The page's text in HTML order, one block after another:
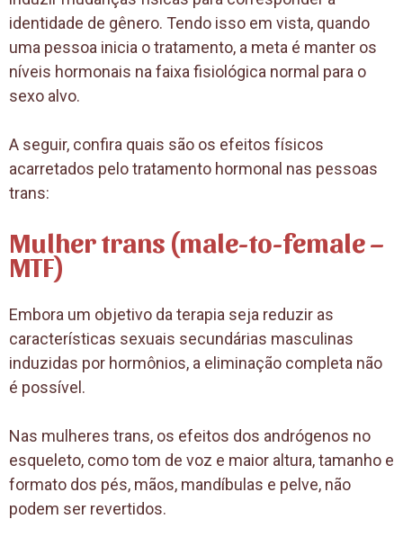
identidade de gênero. Tendo isso em vista, quando
uma pessoa inicia o tratamento, a meta é manter os
níveis hormonais na faixa fisiológica normal para o
sexo alvo.
A seguir, confira quais são os efeitos físicos
acarretados pelo tratamento hormonal nas pessoas
trans:
Mulher trans (male-to-female –
MTF)
Embora um objetivo da terapia seja reduzir as
características sexuais secundárias masculinas
induzidas por hormônios, a eliminação completa não
é possível.
Nas mulheres trans, os efeitos dos andrógenos no
esqueleto, como tom de voz e maior altura, tamanho e
formato dos pés, mãos, mandíbulas e pelve, não
podem ser revertidos.